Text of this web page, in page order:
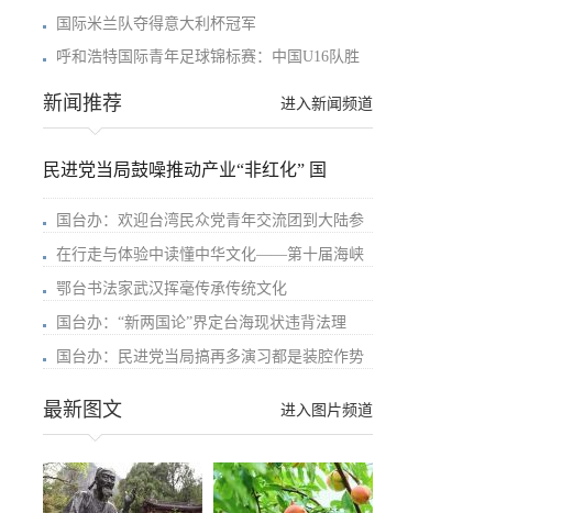
国际米兰队夺得意大利杯冠军
呼和浩特国际青年足球锦标赛：中国U16队胜
进入新闻频道
新闻推荐
民进党当局鼓噪推动产业“非红化” 国
国台办：欢迎台湾民众党青年交流团到大陆参
在行走与体验中读懂中华文化——第十届海峡
鄂台书法家武汉挥毫传承传统文化
国台办：“新两国论”界定台海现状违背法理
国台办：民进党当局搞再多演习都是装腔作势
进入图片频道
最新图文